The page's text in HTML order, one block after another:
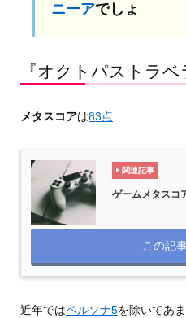
ニーアでしょ
『オクトパストラ
メタスコアは83点
関連記事
ゲームメタスコ
この記
近年ではペルソナ5を除いてあ